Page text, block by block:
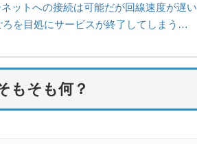
ットへの接続は可能だが回線速度が遅い
を目処にサービスが終了してしまう…
もそも何？